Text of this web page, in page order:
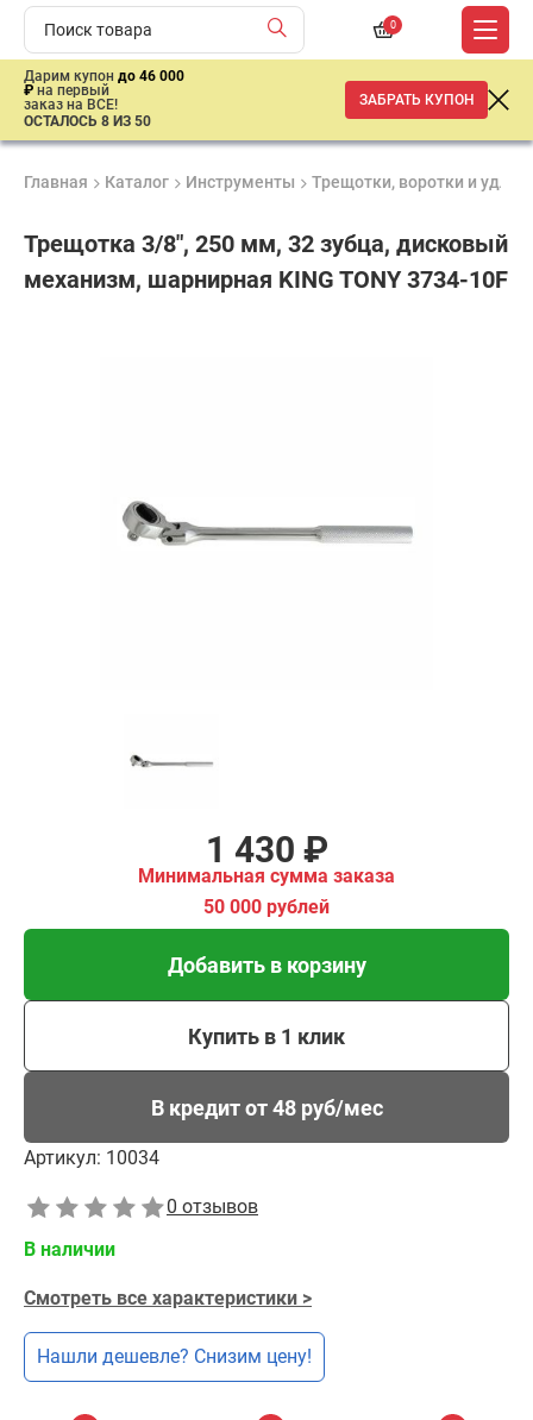
0
Дарим купон до 46 000
₽ на первый
заказ на ВСЕ!
ОСТАЛОСЬ 8 ИЗ 50
ЗАБРАТЬ КУПОН
Главная Каталог Инструменты Трещотки, воротки и
Трещотка 3/8", 250 мм, 32 зубца, дисковый
механизм, шарнирная KING TONY 3734-10F
1 430 ₽
Минимальная сумма заказа
50 000 рублей
Добавить в корзину
Купить в 1 клик
В кредит от 48 руб/мес
Артикул: 10034
0 отзывов
В наличии
Смотреть все характеристики >
Нашли дешевле? Снизим цену!